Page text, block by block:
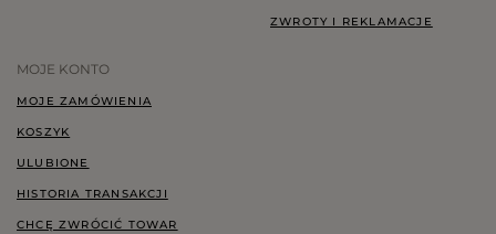
ZWROTY I REKLAMACJE
MOJE KONTO
MOJE ZAMÓWIENIA
KOSZYK
ULUBIONE
HISTORIA TRANSAKCJI
CHCĘ ZWRÓCIĆ TOWAR